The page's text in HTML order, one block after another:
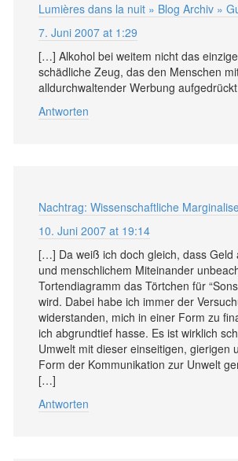
Lumières dans la nuit » Blog Archiv »
7. Juni 2007 at 1:29
[…] Alkohol bei weitem nicht das
schädliche Zeug, das den Menschen
alldurchwaltender Werbung
Antworten
Nachtrag: Wissenschaftliche
10. Juni 2007 at 19:14
[…] Da weiß ich doch gleich, dass Geld
und menschlichem Miteinander
Tortendiagramm das Törtchen für
wird. Dabei habe ich immer der
widerstanden, mich in einer Form zu
ich abgrundtief hasse. Es ist wirklich
Umwelt mit dieser einseitigen, gierigen
Form der Kommunikation zur Unwelt
[…]
Antworten